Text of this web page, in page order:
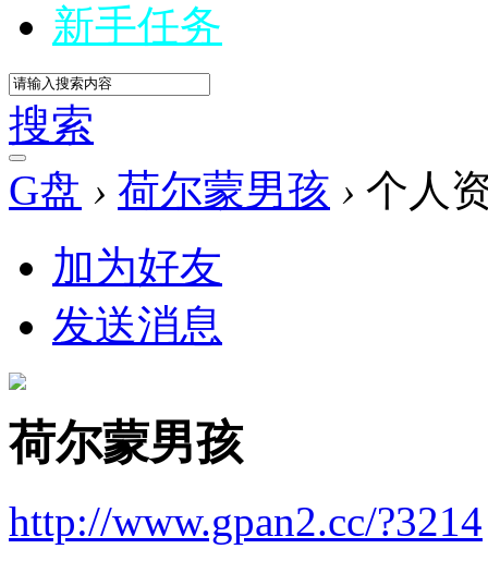
新手任务
搜索
G盘 › 荷尔蒙男孩 › 个人
加为好友
发送消息
荷尔蒙男孩
http://www.gpan2.cc/?3214